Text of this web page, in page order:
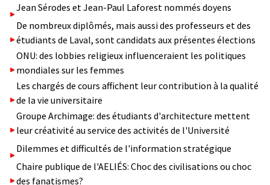
Jean Sérodes et Jean-Paul Laforest nommés doyens
De nombreux diplômés, mais aussi des professeurs et des
étudiants de Laval, sont candidats aux présentes élections
ONU: des lobbies religieux influenceraient les politiques
mondiales sur les femmes
Les chargés de cours affichent leur contribution à la qualité
de la vie universitaire
Groupe Archimage: des étudiants d'architecture mettent
leur créativité au service des activités de l'Université
Dilemmes et difficultés de l'information stratégique
Chaire publique de l'AELIÉS: Choc des civilisations ou choc
des fanatismes?